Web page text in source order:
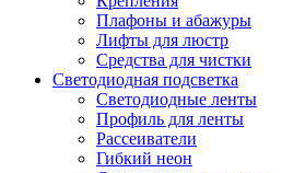
Плафоны и абажуры
Лифты для люстр
Средства для чистки
Светодиодная подсветка
Светодиодные ленты
Профиль для ленты
Рассеиватели
Гибкий неон